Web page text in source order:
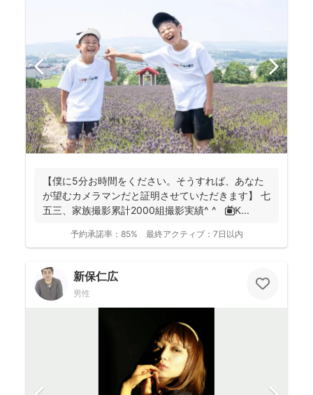
【僕に5分お時間をください。そうすれば、あなた
が望むカメラマンだと証明させていただきます】 七
五三、家族撮影累計2000組撮影実績^ ^ 📺K...
予約承諾率： 85% 最終アクティブ： 7日以内
新保仁広
男性